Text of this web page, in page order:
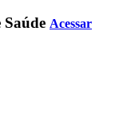
Saúde Acessar